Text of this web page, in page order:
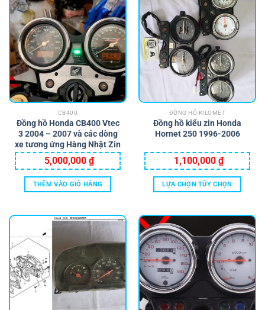
CB400
Đồng hồ Honda CB400 Vtec
3 2004 – 2007 và các dòng
xe tương ứng Hàng Nhật Zin
5,000,000 ₫
THÊM VÀO GIỎ HÀNG
ĐỒNG HỒ KILOMET
Đồng hồ kiểu zin Honda
Hornet 250 1996-2006
1,100,000 ₫
LỰA CHỌN TÙY CHỌN
có
nhiều
biến
thể.
tùy